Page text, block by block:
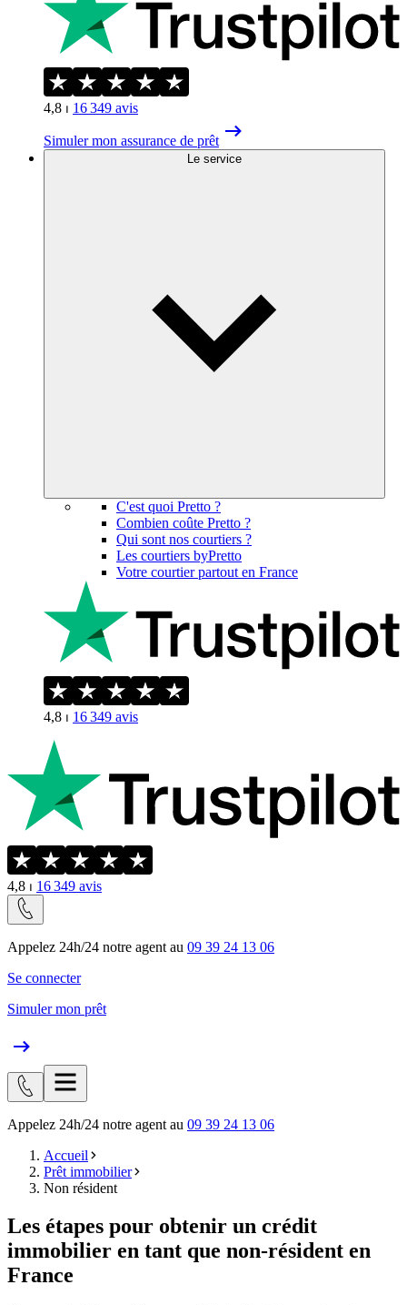
4,8 ⏐ 16 349 avis
Simuler mon assurance de prêt
Le service
C'est quoi Pretto ?
Combien coûte Pretto ?
Qui sont nos courtiers ?
Les courtiers byPretto
Votre courtier partout en France
4,8 ⏐ 16 349 avis
4,8 ⏐ 16 349 avis
Appelez 24h/24 notre agent au 09 39 24 13 06
Se connecter
Simuler mon prêt
Appelez 24h/24 notre agent au 09 39 24 13 06
Accueil
Prêt immobilier
Non résident
Les étapes pour obtenir un crédit
immobilier en tant que non-résident en
France